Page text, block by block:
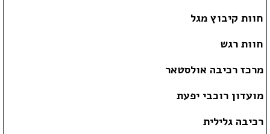
חוות קיבוץ מגל
חוות רגש
מרכז רכיבה אולסטאר
מועדון רוכבי יפעת
רכיבה גלילית